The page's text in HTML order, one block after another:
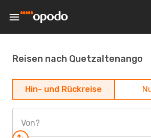
Reisen nach Quetzaltenango
Hin- und Rückreise
Von?